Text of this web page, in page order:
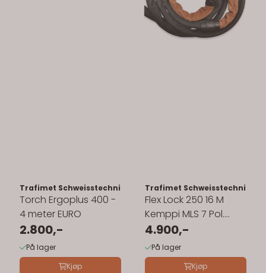
Trafimet Schweisstechnik GmbH
Torch Ergoplus 400 -
4 meter EURO
2.800,-
På lager
Kjøp
Trafimet Schweisstechnik
Flex Lock 250 16 M
Kemppi MLS 7 Pol.
Vannkjølt
4.900,-
På lager
Kjøp